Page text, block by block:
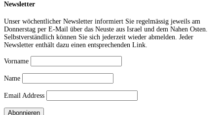
Newsletter
Unser wöchentlicher Newsletter informiert Sie regelmässig jeweils am
Donnerstag per E-Mail über das Neuste aus Israel und dem Nahen Osten.
Selbstverständlich können Sie sich jederzeit wieder abmelden. Jeder
Newsletter enthält dazu einen entsprechenden Link.
Vorname
Name
Email Address